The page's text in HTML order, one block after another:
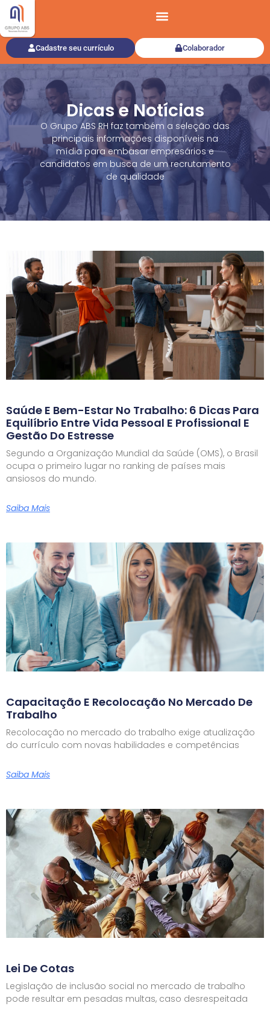
Cadastre seu currículo Colaborador
Dicas e Notícias
O Grupo ABS RH faz também a seleção das
principais informações disponíveis na
mídia para embasar empresários e
candidatos em busca de um recrutamento
de qualidade
Saúde E Bem-Estar No Trabalho: 6 Dicas Para
Equilíbrio Entre Vida Pessoal E Profissional E
Gestão Do Estresse
Segundo a Organização Mundial da Saúde (OMS), o Brasil
ocupa o primeiro lugar no ranking de países mais
ansiosos do mundo.
Saiba Mais
Capacitação E Recolocação No Mercado De
Trabalho
Recolocação no mercado do trabalho exige atualização
do currículo com novas habilidades e competências
Saiba Mais
Lei De Cotas
Legislação de inclusão social no mercado de trabalho
pode resultar em pesadas multas, caso desrespeitada